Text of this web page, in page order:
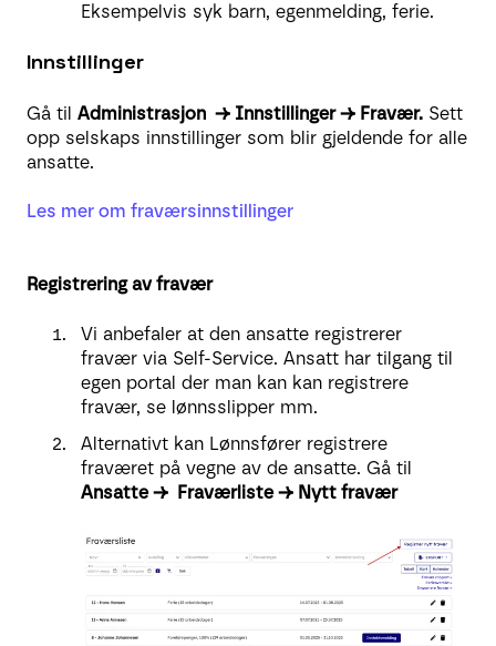
Eksempelvis syk barn, egenmelding, ferie.
Innstillinger
Gå til Administrasjon → Innstillinger → Fravær. Sett
opp selskaps innstillinger som blir gjeldende for alle
ansatte.
Les mer om fraværsinnstillinger
Registrering av fravær
Vi anbefaler at den ansatte registrerer
fravær via Self-Service. Ansatt har tilgang til
egen portal der man kan kan registrere
fravær, se lønnsslipper mm.
Alternativt kan Lønnsfører registrere
fraværet på vegne av de ansatte. Gå til
Ansatte → Fraværliste → Nytt fravær